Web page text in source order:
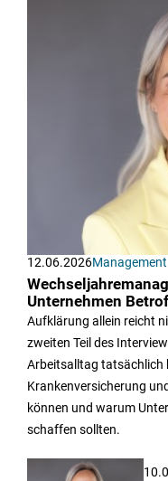
12.06.2026Management
Unternehmen
Aufklärung allein reicht
zweiten Teil des
Arbeitsalltag tatsächlich
Krankenversicherung
können und warum
schaffen sollten.